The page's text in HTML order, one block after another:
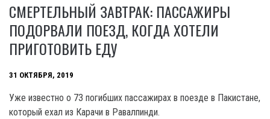
СМЕРТЕЛЬНЫЙ ЗАВТРАК: ПАССАЖИРЫ
ПОДОРВАЛИ ПОЕЗД, КОГДА ХОТЕЛИ
ПРИГОТОВИТЬ ЕДУ
31 ОКТЯБРЯ, 2019
Уже известно о 73 погибших пассажирах в поезде в Пакистане,
который ехал из Карачи в Равалпинди.